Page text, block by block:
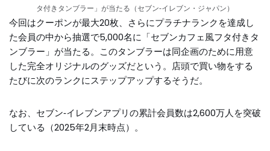
タ付きタンブラー」が当たる（セブン‐イレブン・ジャパン）
今回はクーポンが最大20枚、さらにプラチナランクを達成し
た会員の中から抽選で5,000名に「セブンカフェ風フタ付きタ
ンブラー」が当たる。このタンブラーは同企画のために用意
した完全オリジナルのグッズだという。店頭で買い物をする
たびに次のランクにステップアップするそうだ。
なお、セブン‐イレブンアプリの累計会員数は2,600万人を突破
している（2025年2月末時点）。